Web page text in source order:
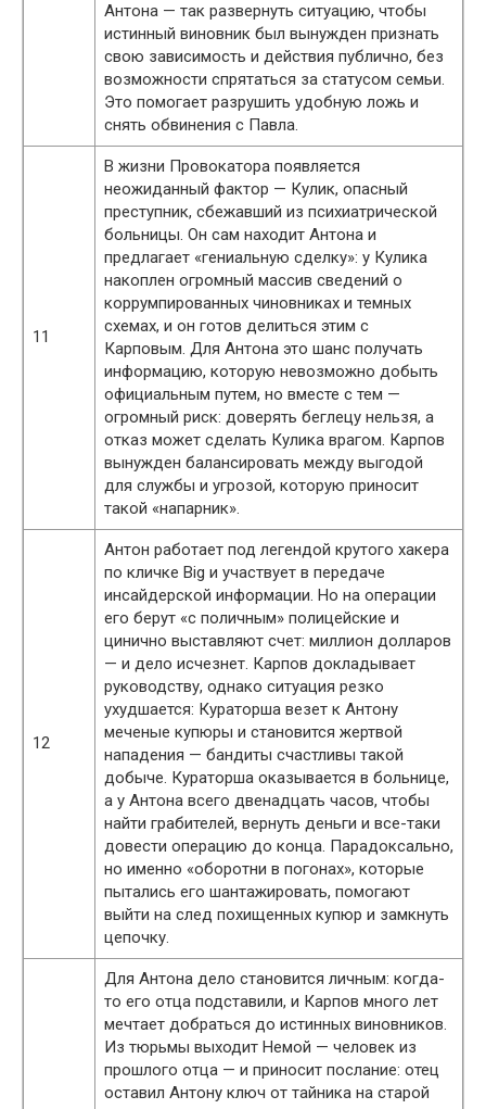
Антона — так развернуть ситуацию, чтобы
истинный виновник был вынужден признать
свою зависимость и действия публично, без
возможности спрятаться за статусом семьи.
Это помогает разрушить удобную ложь и
снять обвинения с Павла.
11
В жизни Провокатора появляется
неожиданный фактор — Кулик, опасный
преступник, сбежавший из психиатрической
больницы. Он сам находит Антона и
предлагает «гениальную сделку»: у Кулика
накоплен огромный массив сведений о
коррумпированных чиновниках и темных
схемах, и он готов делиться этим с
Карповым. Для Антона это шанс получать
информацию, которую невозможно добыть
официальным путем, но вместе с тем —
огромный риск: доверять беглецу нельзя, а
отказ может сделать Кулика врагом. Карпов
вынужден балансировать между выгодой
для службы и угрозой, которую приносит
такой «напарник».
12
Антон работает под легендой крутого хакера
по кличке Big и участвует в передаче
инсайдерской информации. Но на операции
его берут «с поличным» полицейские и
цинично выставляют счет: миллион долларов
— и дело исчезнет. Карпов докладывает
руководству, однако ситуация резко
ухудшается: Кураторша везет к Антону
меченые купюры и становится жертвой
нападения — бандиты счастливы такой
добыче. Кураторша оказывается в больнице,
а у Антона всего двенадцать часов, чтобы
найти грабителей, вернуть деньги и все-таки
довести операцию до конца. Парадоксально,
но именно «оборотни в погонах», которые
пытались его шантажировать, помогают
выйти на след похищенных купюр и замкнуть
цепочку.
Для Антона дело становится личным: когда-
то его отца подставили, и Карпов много лет
мечтает добраться до истинных виновников.
Из тюрьмы выходит Немой — человек из
прошлого отца — и приносит послание: отец
оставил Антону ключ от тайника на старой